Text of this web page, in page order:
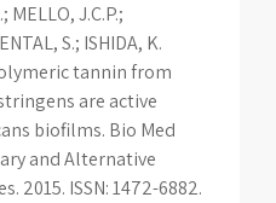
MELLO, J.C.P.;
S.; ISHIDA, K.
tannin from
are active
biofilms. Bio Med
and Alternative
2015. ISSN: 1472-6882.